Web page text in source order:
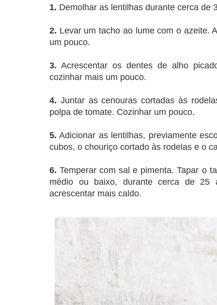
1. Demolhar as lentilhas durante cerca de
2. Levar um tacho ao lume com o azeite.
um pouco.
3. Acrescentar os dentes de alho
cozinhar mais um pouco.
4. Juntar as cenouras cortadas às
polpa de tomate. Cozinhar um pouco.
5. Adicionar as lentilhas, previamente
cubos, o chouriço cortado às rodelas e o
6. Temperar com sal e pimenta. Tapar o
médio ou baixo, durante cerca de 25
acrescentar mais caldo.